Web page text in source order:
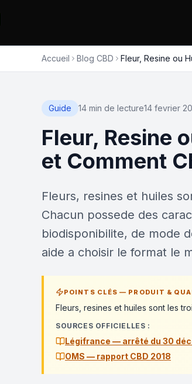
Accueil Blog CBD Fleur, Resine ou
Guide 14 min de lecture14 fevrier
Fleur, Resine
et Comment
Fleurs, resines et huiles
Chacun possede des
biodisponibilite, de mode
aide a choisir le format le
POINTS CLÉS — PRODUIT &
Fleurs, resines et huiles sont les
SOURCES OFFICIELLES :
Légifrance — arrêté du 30
OMS — rapport CBD 2018